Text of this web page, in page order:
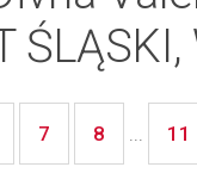
7 8 ... 11